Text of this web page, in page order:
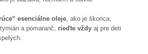
esenciálne oleje , ako je škorica,
a pomaranč, rieďte vždy aj pre deti